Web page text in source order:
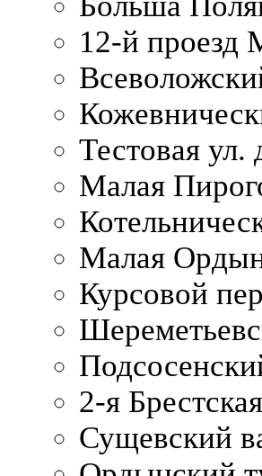
12-й проезд
Тестовая ул.
Малая
Малая
Курсовой
2-я
Сущевский